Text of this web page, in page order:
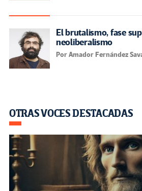
El brutalismo, fase
neoliberalismo
Por Amador Fernández
OTRAS VOCES DESTACADAS